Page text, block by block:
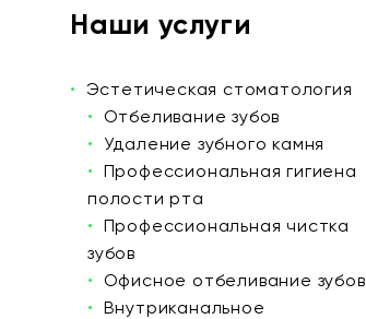
Наши услуги
Эстетическая стоматология
Отбеливание зубов
Удаление зубного камня
Профессиональная гигиена
полости рта
Профессиональная чистка
зубов
Офисное отбеливание зубов
Внутриканальное